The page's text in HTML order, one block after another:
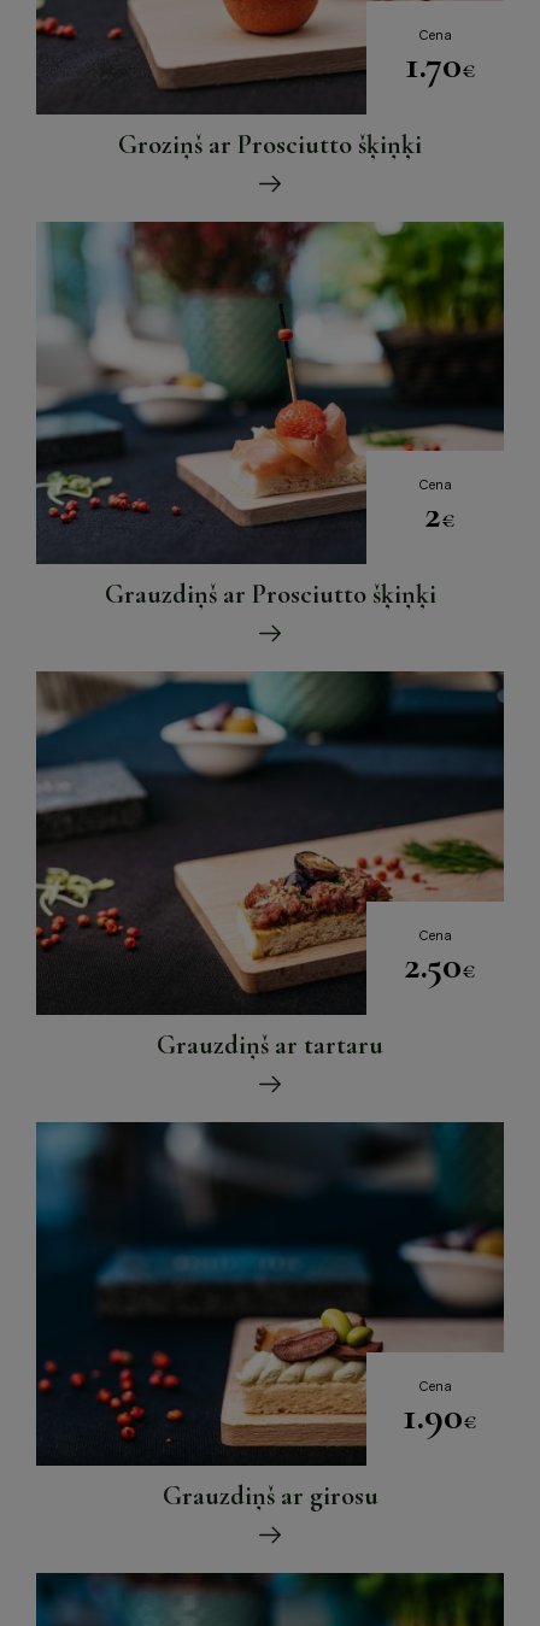
Cena
1.70€
Groziņš ar Prosciutto šķiņķi
Cena
2€
Grauzdiņš ar Prosciutto šķiņķi
Cena
2.50€
Grauzdiņš ar tartaru
Cena
1.90€
Grauzdiņš ar girosu